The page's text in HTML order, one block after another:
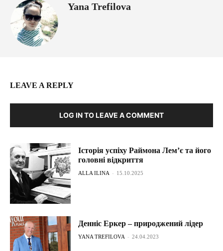
Yana Trefilova
LEAVE A REPLY
LOG IN TO LEAVE A COMMENT
Історія успіху Раймона Лем’є та його
головні відкриття
ALLA ILINA - 15.10.2025
Денніс Еркер – природжений лідер
YANA TREFILOVA - 24.04.2023